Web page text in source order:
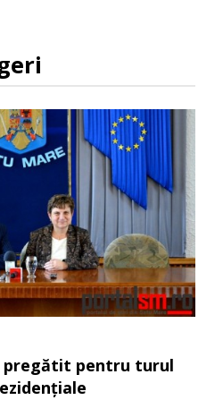
pregătit pentru turul